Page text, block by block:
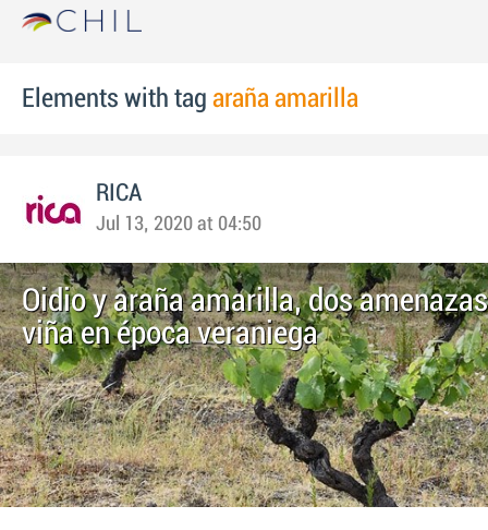
Elements with tag araña amarilla
RICA
Jul 13, 2020 at 04:50
Oidio y araña amarilla, dos
viña en época veraniega